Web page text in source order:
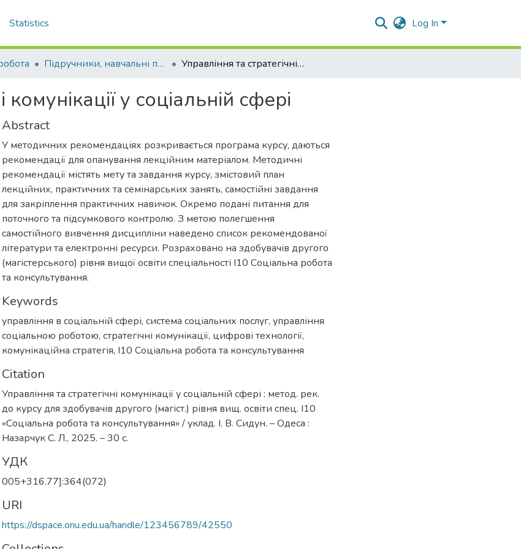
Statistics Log In
Підручники, навчальні посібники та інші науково- та навчально-методичні праці ФПСР (Соціальна робота) Управління та стратегічні комунікації у соціальній сфері
у соціальній сфері
Abstract
У методичних рекомендаціях розкривається програма курсу, даються
рекомендації для опанування лекційним матеріалом. Методичні
рекомендації містять мету та завдання курсу, змістовий план
лекційних, практичних та семінарських занять, самостійні завдання
для закріплення практичних навичок. Окремо подані питання для
поточного та підсумкового контролю. З метою полегшення
самостійного вивчення дисципліни наведено список рекомендованої
літератури та електронні ресурси. Розраховано на здобувачів другого
(магістерського) рівня вищої освіти спеціальності І10 Соціальна робота
та консультування.
Keywords
управління в соціальній сфері, система соціальних послуг, управління
соціальною роботою, стратегічні комунікації, цифрові технології,
комунікаційна стратегія, I10 Соціальна робота та консультування
Citation
Управління та стратегічні комунікації у соціальній сфері : метод. рек.
до курсу для здобувачів другого (магіст.) рівня вищ. освіти спец. І10
«Соціальна робота та консультування» / уклад. І. В. Сидун. – Одеса :
Назарчук С. Л., 2025. – 30 с.
УДК
005+316.77]:364(072)
URI
https://dspace.onu.edu.ua/handle/123456789/42550